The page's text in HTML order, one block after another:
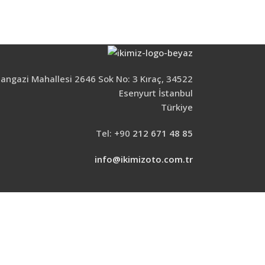
Mahallesi 2646 Sok No: 3 Kıraç, 34522
Esenyurt İstanbul
Türkiye
Tel: +90 212 671 48 85
info@ikimizoto.com.tr